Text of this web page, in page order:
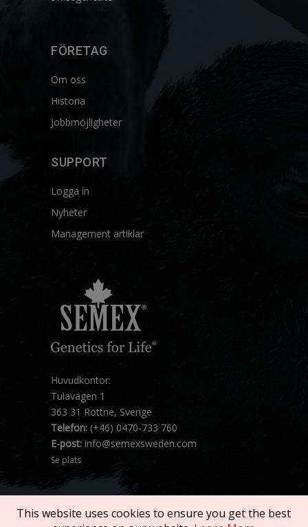
FÖRETAG
Om oss
Historia
Jobbmöjligheter
SUPPORT
Logga in
Nyheter
Management artiklar
Huvudkontor:
Tulavägen 1
363 31 Rottne, Sverige
Telefon: (+46) 0470-733 760
E-post: info@semexsweden.com
Se plats
This website uses cookies to ensure you get the best